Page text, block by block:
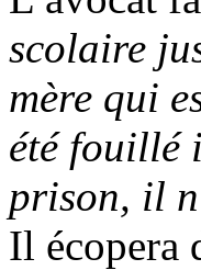
scolaire
mère qui
été fouillé
prison, il
Il écopera